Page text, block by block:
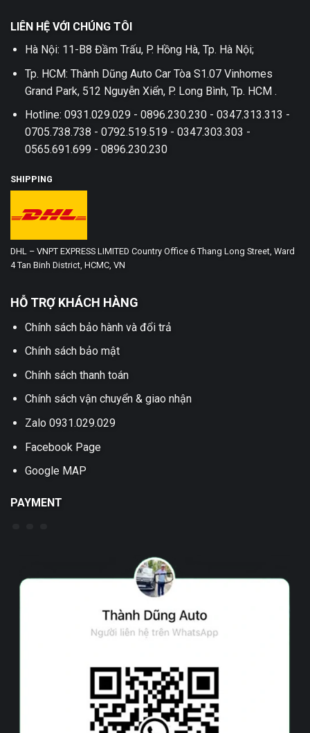
LIÊN HỆ VỚI CHÚNG TÔI
Hà Nội: 11-B8 Đầm Trấu, P. Hồng Hà, Tp. Hà Nội;
Tp. HCM: Thành Dũng Auto Car Tòa S1.07 Vinhomes
Grand Park, 512 Nguyễn Xiển, P. Long Bình, Tp. HCM .
Hotline: 0931.029.029 - 0896.230.230 - 0347.313.313 -
0705.738.738 - 0792.519.519 - 0347.303.303 -
0565.691.699 - 0896.230.230
SHIPPING
DHL – VNPT EXPRESS LIMITED Country Office 6 Thang Long Street, Ward
4 Tan Binh District, HCMC, VN
HỖ TRỢ KHÁCH HÀNG
Chính sách bảo hành và đổi trả
Chính sách bảo mật
Chính sách thanh toán
Chính sách vận chuyển & giao nhận
Zalo 0931.029.029
Facebook Page
Google MAP
PAYMENT